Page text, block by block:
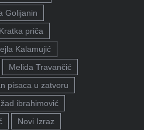
Golijanin
Kratka priča
Kalamujić
Melida Travančić
pisaca u zatvoru
ibrahimović
Novi Izraz